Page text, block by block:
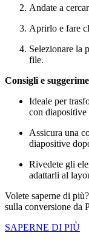
Andate a
Aprirlo e fare
Selezionare la
file.
Consigli e
Ideale per
con diapositive
Assicura una
diapositive
Rivedete gli
adattarli al
Volete saperne di
sulla conversione da
SAPERNE DI PIÙ